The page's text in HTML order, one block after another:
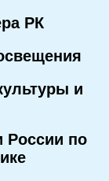
РК
и
России по